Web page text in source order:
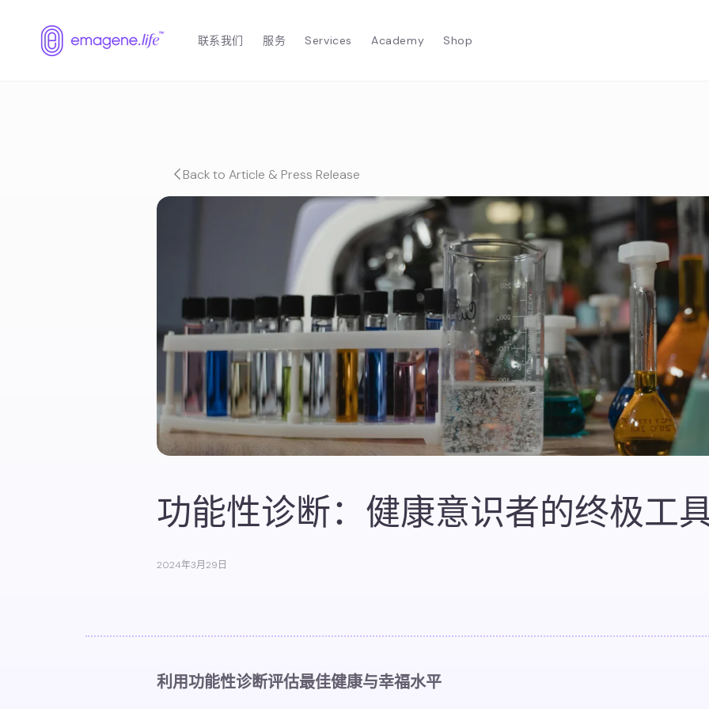
联系我们 服务 Services Academy Shop
Back to Article & Press Release
功能性诊断：健康意识者的终极工
2024年3月29日
利用功能性诊断评估最佳健康与幸福水平